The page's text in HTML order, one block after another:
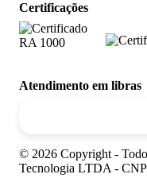
Certificações
Atendimento em libras
© 2026 Copyright -
Tecnologia LTDA -